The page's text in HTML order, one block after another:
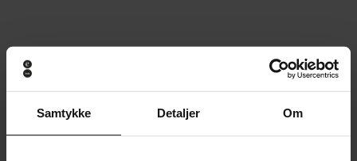
Samtykke Detaljer Om
Andre har også kjøpt
Premium